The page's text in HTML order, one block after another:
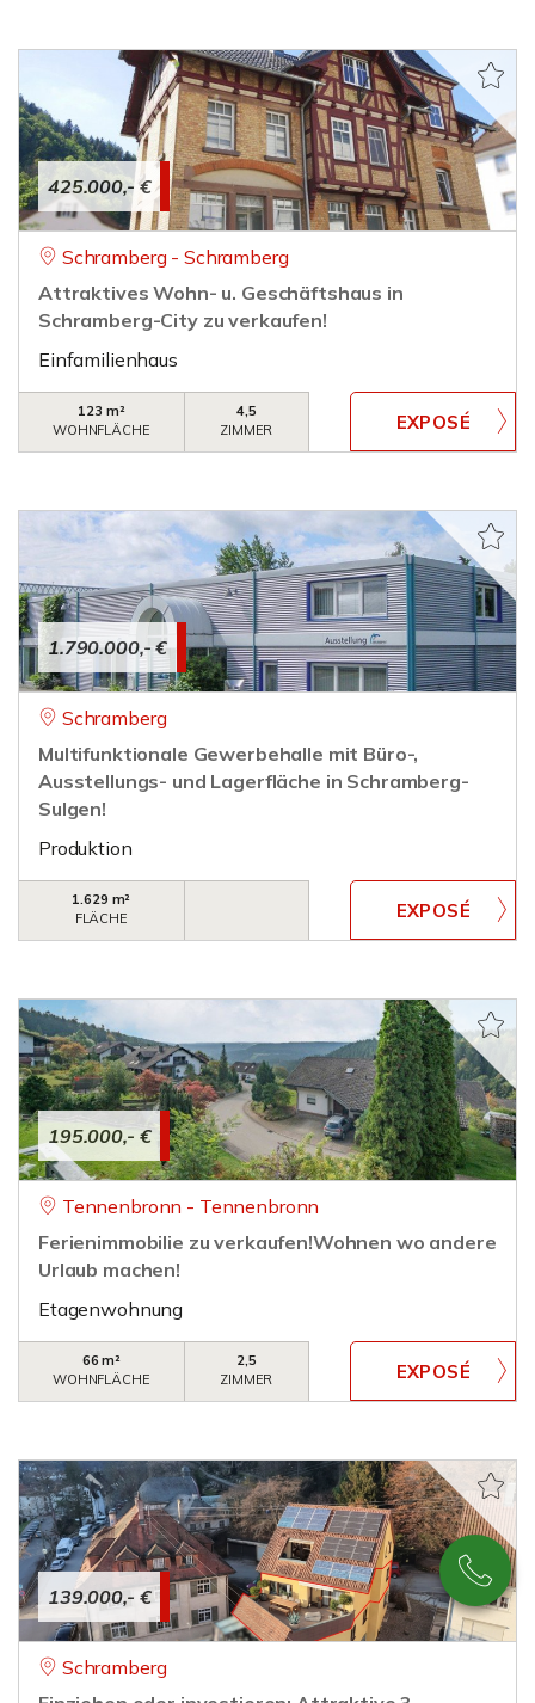
425.000,- €
Schramberg - Schramberg
Attraktives Wohn- u. Geschäftshaus in
Schramberg-City zu verkaufen!
Einfamilienhaus
123 m²
WOHNFLÄCHE
4,5
ZIMMER
1.790.000,- €
Schramberg
Multifunktionale Gewerbehalle mit Büro-,
Ausstellungs- und Lagerfläche in Schramberg-
Sulgen!
Produktion
1.629 m²
FLÄCHE
195.000,- €
Tennenbronn - Tennenbronn
Ferienimmobilie zu verkaufen!Wohnen wo andere
Urlaub machen!
Etagenwohnung
66 m²
WOHNFLÄCHE
2,5
ZIMMER
139.000,- €
Schramberg